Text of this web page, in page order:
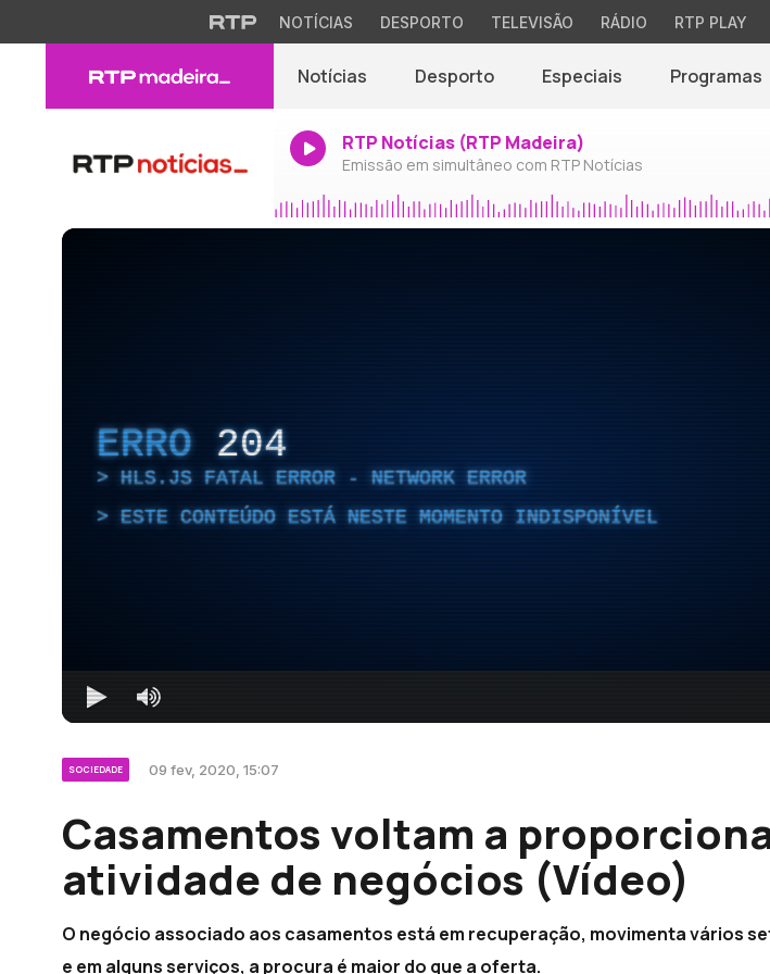
NOTÍCIAS DESPORTO TELEVISÃO RÁDIO RTP PLAY
Notícias Desporto Especiais Programas
RTP Notícias (RTP Madeira)
Emissão em simultâneo com RTP Notícias
ERRO 204
HLS.JS FATAL ERROR - NETWORK ERROR
ESTE CONTEÚDO ESTÁ NESTE MOMENTO INDISPONÍVEL
SOCIEDADE 09 fev, 2020, 15:07
Casamentos voltam a
atividade de negócios (Vídeo)
O negócio associado aos casamentos está em recuperação, movimenta vários
e em alguns serviços, a procura é maior do que a oferta.